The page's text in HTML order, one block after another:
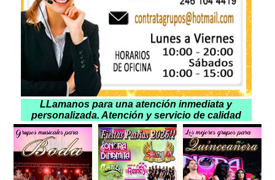
LLamanos para una atención inmediata y
personalizada. Atención y servicio de calidad